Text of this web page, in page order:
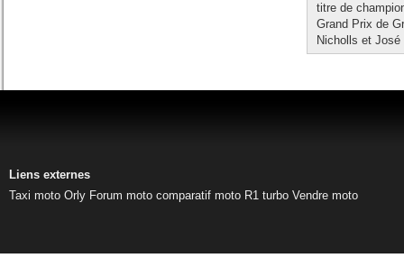
titre de
Grand Prix de
Nicholls et
Liens externes
Taxi moto Orly Forum moto comparatif moto R1 turbo Vendre moto